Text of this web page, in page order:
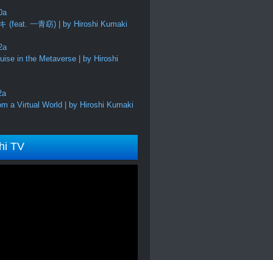
(feat. 一青窈) | by Hiroshi Kumaki
in the Metaverse | by Hiroshi
a Virtual World | by Hiroshi Kumaki
TV